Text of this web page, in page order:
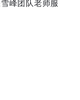
峰团队老师服